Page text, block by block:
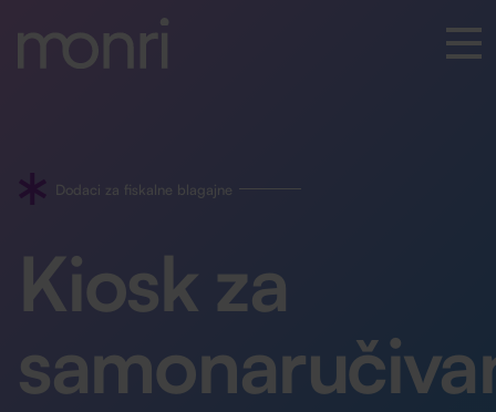
Dodaci za fiskalne blagajne
Kiosk za